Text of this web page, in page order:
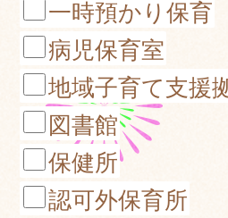
一時預かり保育
病児保育室
地域子育て支援
図書館
保健所
認可外保育所